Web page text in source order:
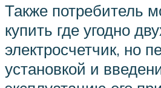
Также потребитель
купить где угодно
электросчетчик, но
установкой и